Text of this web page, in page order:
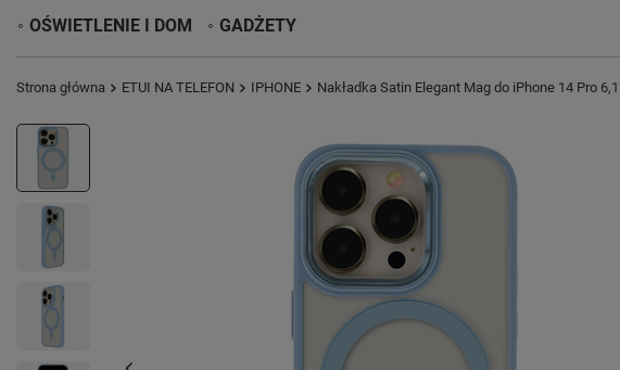
OŚWIETLENIE I DOM
GADŻETY
Strona główna ETUI NA TELEFON IPHONE Nakładka Satin Elegant Mag do iPhone 14 Pro